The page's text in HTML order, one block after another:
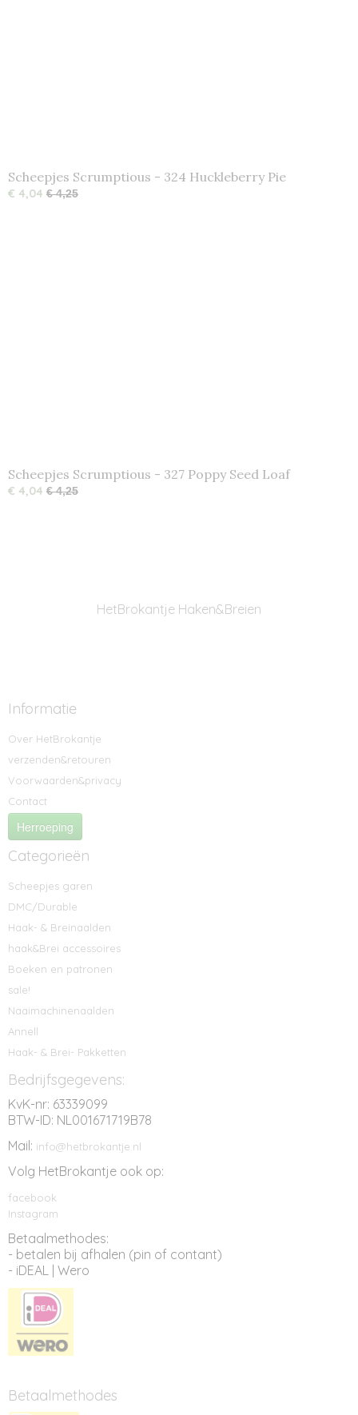
Scheepjes Scrumptious - 324 Huckleberry Pie
€ 4,04 € 4,25
Scheepjes Scrumptious - 327 Poppy Seed Loaf
€ 4,04 € 4,25
HetBrokantje Haken&Breien
Informatie
Over HetBrokantje
verzenden&retouren
Voorwaarden&privacy
Contact
Herroeping
Categorieën
Scheepjes garen
DMC/Durable
Haak- & Breinaalden
haak&Brei accessoires
Boeken en patronen
sale!
Naaimachinenaalden
Annell
Haak- & Brei- Pakketten
Bedrijfsgegevens:
KvK-nr: 63339099
BTW-ID: NL001671719B78
Mail: info@hetbrokantje.nl
Volg HetBrokantje ook op:
facebook
Instagram
Betaalmethodes:
- betalen bij afhalen (pin of contant)
- iDEAL | Wero
Betaalmethodes